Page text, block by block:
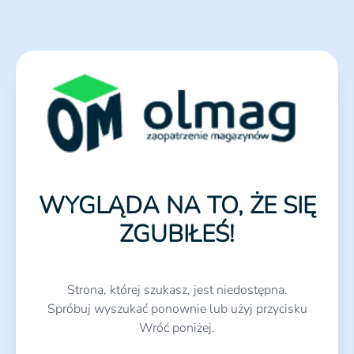
WYGLĄDA NA TO, ŻE SIĘ
ZGUBIŁEŚ!
Strona, której szukasz, jest niedostępna.
Spróbuj wyszukać ponownie lub użyj przycisku
Wróć poniżej.